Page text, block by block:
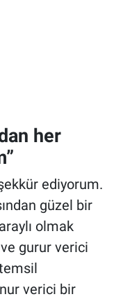
her
ediyorum.
güzel bir
olmak
gurur verici
verici bir